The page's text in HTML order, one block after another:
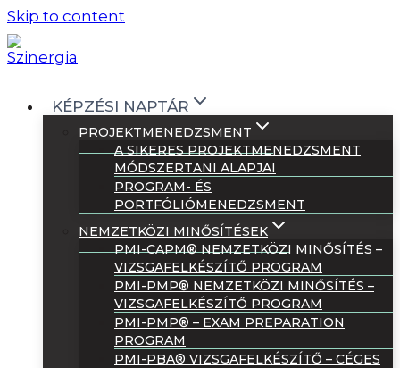
Skip to content
KÉPZÉSI NAPTÁR
PROJEKTMENEDZSMENT
A SIKERES PROJEKTMENEDZSMENT
MÓDSZERTANI ALAPJAI
PROGRAM- ÉS
PORTFÓLIÓMENEDZSMENT
NEMZETKÖZI MINŐSÍTÉSEK
PMI-CAPM® NEMZETKÖZI MINŐSÍTÉS –
VIZSGAFELKÉSZÍTŐ PROGRAM
PMI-PMP® NEMZETKÖZI MINŐSÍTÉS –
VIZSGAFELKÉSZÍTŐ PROGRAM
PMI-PMP® – EXAM PREPARATION
PROGRAM
PMI-PBA® VIZSGAFELKÉSZÍTŐ – CÉGES